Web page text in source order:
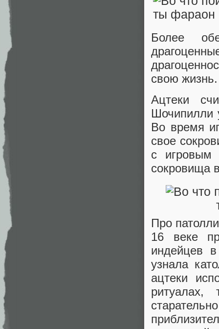
Более
свою жизнь.
Ацтеки
Шочипилли
Во время
свое
с игровым
сокровища
Про
16 веке
индейцев
узнала
ацтеки